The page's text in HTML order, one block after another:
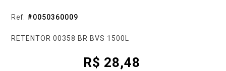
Ref: #0050360009
RETENTOR 00358 BR BVS 1500L
R$ 28,48